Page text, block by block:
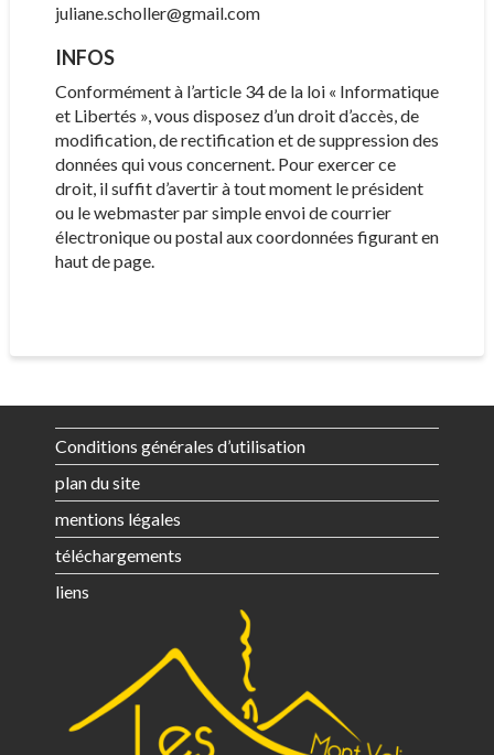
juliane.scholler@gmail.com
INFOS
Conformément à l’article 34 de la loi « Informatique
et Libertés », vous disposez d’un droit d’accès, de
modification, de rectification et de suppression des
données qui vous concernent. Pour exercer ce
droit, il suffit d’avertir à tout moment le président
ou le webmaster par simple envoi de courrier
électronique ou postal aux coordonnées figurant en
haut de page.
Conditions générales d’utilisation
plan du site
mentions légales
téléchargements
liens